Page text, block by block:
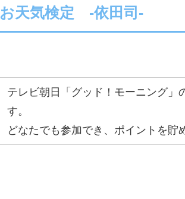
お天気検定 -依田司-
テレビ朝日「グッド！モーニング」
す。
どなたでも参加でき、ポイントを貯